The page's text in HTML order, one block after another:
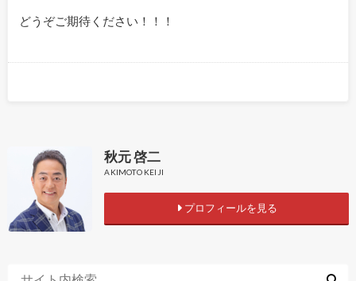
どうぞご期待ください！！！
秋元 啓二
AKIMOTO KEIJI
プロフィールを見る